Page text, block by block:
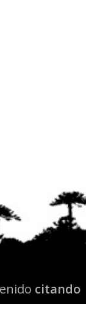
citando